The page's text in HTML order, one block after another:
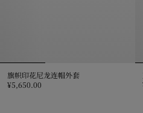
旗帜印花尼龙连帽外套
¥5,650.00